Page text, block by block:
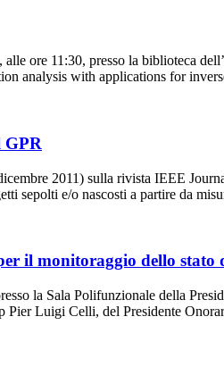
ore 11:30, presso la biblioteca
analysis with applications for
GPR
2011) sulla rivista IEEE
sepolti e/o nascosti a partire da
il monitoraggio dello
la Sala Polifunzionale della
Pier Luigi Celli, del Presidente